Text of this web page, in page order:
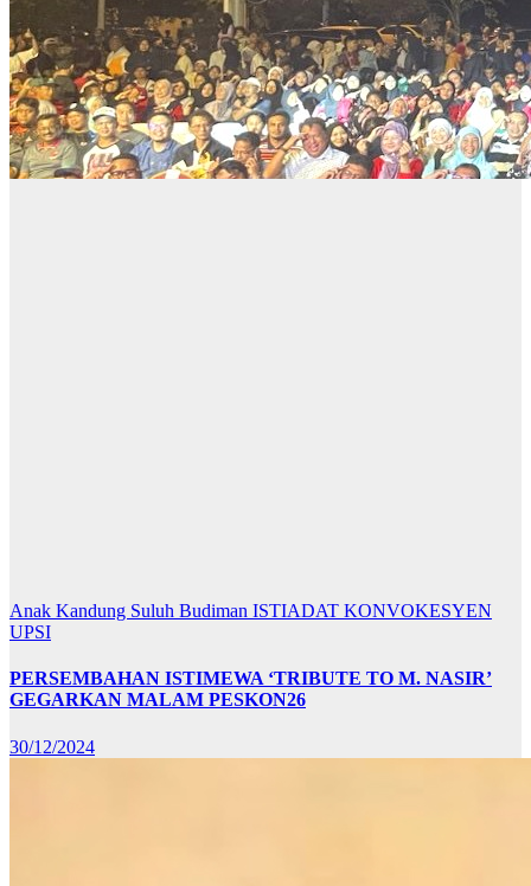
Anak Kandung Suluh Budiman ISTIADAT KONVOKESYEN
UPSI
PERSEMBAHAN ISTIMEWA ‘TRIBUTE TO M. NASIR’
GEGARKAN MALAM PESKON26
30/12/2024